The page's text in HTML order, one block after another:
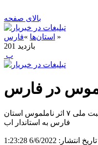
بالای صفحه
استان‌ها »فارس
»
201 بازدید
‍ پ
به گزارش خبر یار ، موید محسن نژاد ظهر دوشنبه در جمع خبرنگاران، گفت: در نامه‌های جداگانه‌ای از سوی دارابی قائم مقام وزرات و معاون میراث فرهنگی کشور مراتب ثبت ملی ۷ اثر ناملموس استان
فارس به استاندار اب
تاریخ انتشار: